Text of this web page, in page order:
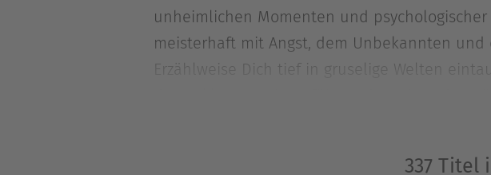
unheimlichen Momenten und
meisterhaft mit Angst, dem Unbekannten
Erzählweise Dich tief in gruselige Welten
und Schauer suchst, die unter die Haut
337 Titel